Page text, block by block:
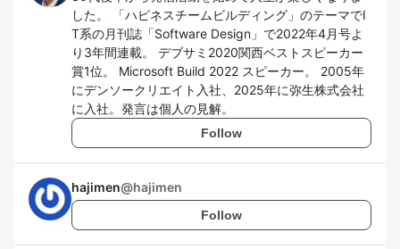
した。 「ハピネスチームビルディング」のテーマでI
T系の月刊誌「Software Design」で2022年4月号よ
り3年間連載。 デブサミ2020関西ベストスピーカー
賞1位。 Microsoft Build 2022 スピーカー。 2005年
にデンソークリエイト入社、2025年に弥生株式会社
に入社。発言は個人の見解。
Follow
hajimen@hajimen
Follow